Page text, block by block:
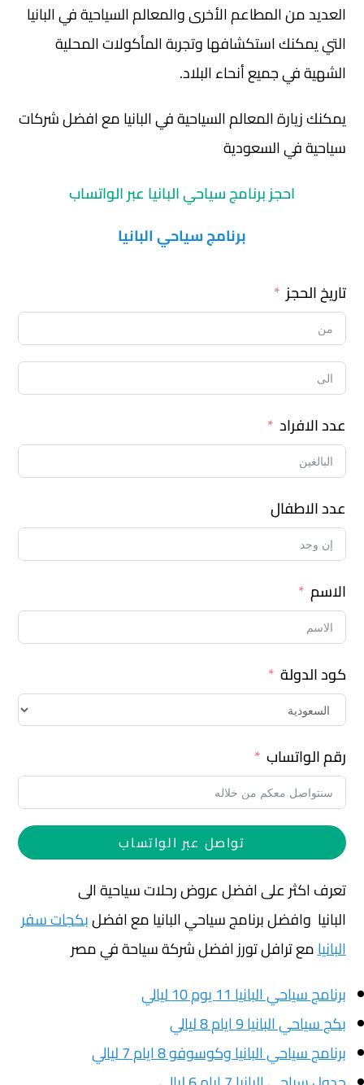
العديد من المطاعم الأخرى والمعالم السياحية في البانيا
التي يمكنك استكشافها وتجربة المأكولات المحلية
الشهية في جميع أنحاء البلاد.
يمكنك زيارة المعالم السياحية في البانيا مع افضل شركات
سياحية في السعودية
احجز برنامج سياحي البانيا عبر الواتساب
برنامج سياحي البانيا
تاريخ الحجز
عدد الافراد
عدد الاطفال
الاسم
كود الدولة
رقم الواتساب
تواصل عبر الواتساب
تعرف اكثر على افضل عروض رحلات سياحية الى
البانيا وافضل برنامج سياحي البانيا مع افضلبكجات سفر
البانيامع ترافل تورز افضل شركة سياحة في مصر
برنامج سياحي البانيا 11 يوم 10 ليالي
بكج سياحي البانيا 9 ايام 8 ليالي
برنامج سياحي البانيا وكوسوفو 8 ايام 7 ليالي